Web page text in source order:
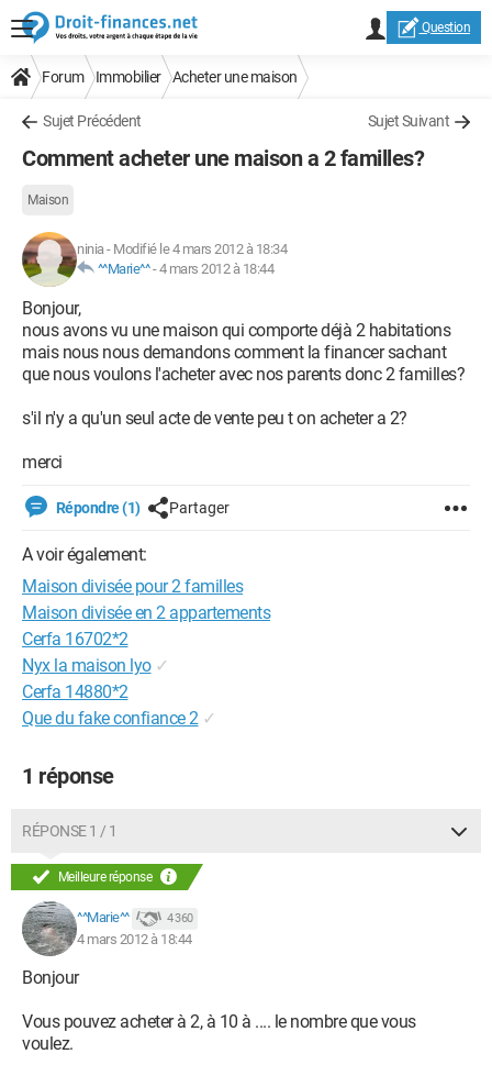
Question
Forum Immobilier Acheter une maison
Sujet Précédent Sujet Suivant
Comment acheter une maison a 2 familles?
Maison
ninia- Modifié le 4 mars 2012 à 18:34
^^Marie^^-4 mars 2012 à 18:44
Bonjour,
nous avons vu une maison qui comporte déjà 2 habitations
mais nous nous demandons comment la financer sachant
que nous voulons l'acheter avec nos parents donc 2 familles?
s'il n'y a qu'un seul acte de vente peu t on acheter a 2?
merci
Répondre (1) Partager
A voir également:
Maison divisée pour 2 familles
Maison divisée en 2 appartements
Cerfa 16702*2
Nyx la maison lyo ✓
Cerfa 14880*2
Que du fake confiance 2 ✓
1 réponse
RÉPONSE 1 / 1
Meilleure réponse
^^Marie^^ 4 360
4 mars 2012 à 18:44
Bonjour
Vous pouvez acheter à 2, à 10 à .... le nombre que vous
voulez.